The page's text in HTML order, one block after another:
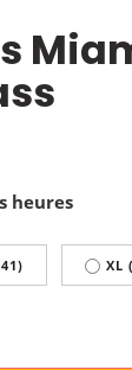
heures
XL